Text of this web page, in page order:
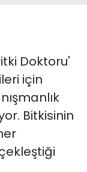
Doktoru'
için
Bitkisinin